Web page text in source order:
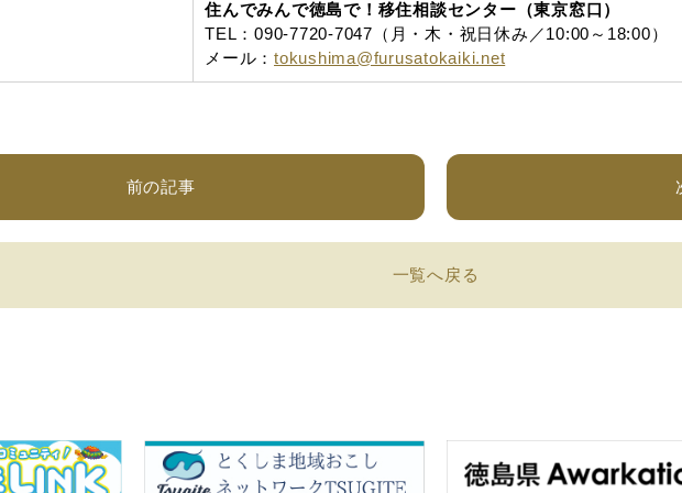
住んでみんで徳島で！移住相談センター（東京窓口）
TEL：090-7720-7047（月・木・祝日休み／10:00～18:00）
メール： tokushima@furusatokaiki.net
前の記事
一覧へ戻る